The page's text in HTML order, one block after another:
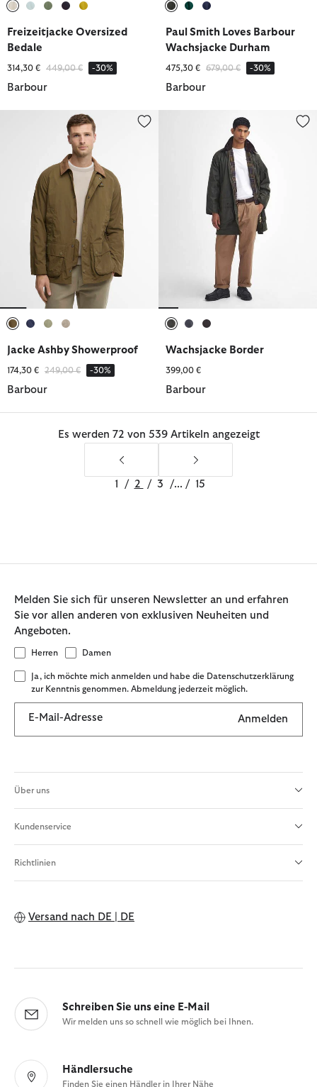
Freizeitjacke Oversized
Bedale
314,30 € Reduziert von
449,00 €bis-30%
Barbour
Paul Smith Loves Barbour
Wachsjacke Durham
475,30 € Reduziert von
679,00 €bis-30%
Barbour
Jacke Ashby Showerproof
Jacke Ashby Showerproof
174,30 € Reduziert von
249,00 €bis-30%
Barbour
Wachsjacke Border
Wachsjacke Border
399,00 €
Barbour
Es werden 72 von 539 Artikeln angezeigt
1 / 2 / 3 /... / 15
Melden Sie sich für unseren Newsletter an und erfahren
Sie vor allen anderen von exklusiven Neuheiten und
Angeboten.
Herren Damen
Ja, ich möchte mich anmelden und habe die Datenschutzerklärung
zur Kenntnis genommen. Abmeldung jederzeit möglich.
E-Mail-Adresse Anmelden
Über uns
Kundenservice
Richtlinien
Versand nach DE | DE
Schreiben Sie uns eine E-Mail
Wir melden uns so schnell wie möglich bei Ihnen.
Händlersuche
Finden Sie einen Händler in Ihrer Nähe